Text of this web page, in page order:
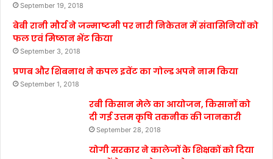
September 19, 2018
बेबी रानी मौर्य ने जन्माष्टमी पर नारी निकेतन में संवासिनियों को
फल एवं मिष्ठान भेंट किया
September 3, 2018
प्रणब और शिबनाथ ने कपल इवेंट का गोल्ड अपने नाम किया
September 1, 2018
रबी किसान मेले का आयोजन, किसानों को
दी गई उत्तम कृषि तकनीक की जानकारी
September 28, 2018
योगी सरकार ने कालेजों के शिक्षकों को दिया